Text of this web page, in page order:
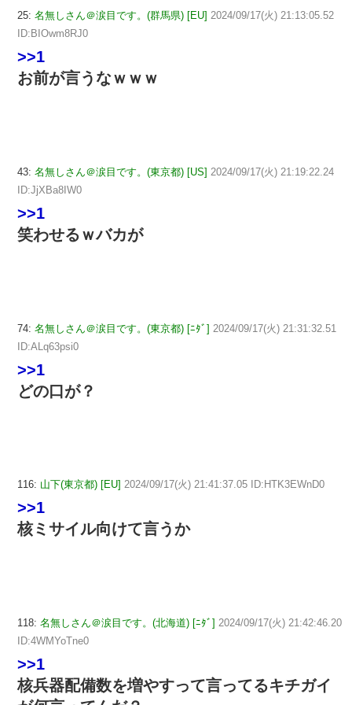
25: 名無しさん＠涙目です。(群馬県) [EU] 2024/09/17(火) 21:13:05.52
ID:BIOwm8RJ0
>>1
お前が言うなｗｗｗ
43: 名無しさん＠涙目です。(東京都) [US] 2024/09/17(火) 21:19:22.24
ID:JjXBa8IW0
>>1
笑わせるｗバカが
74: 名無しさん＠涙目です。(東京都) [ﾆﾀﾞ] 2024/09/17(火) 21:31:32.51
ID:ALq63psi0
>>1
どの口が？
116: 山下(東京都) [EU] 2024/09/17(火) 21:41:37.05 ID:HTK3EWnD0
>>1
核ミサイル向けて言うか
118: 名無しさん＠涙目です。(北海道) [ﾆﾀﾞ] 2024/09/17(火) 21:42:46.20
ID:4WMYoTne0
>>1
核兵器配備数を増やすって言ってるキチガイ